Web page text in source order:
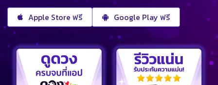
Apple Store ฟรี Google Play ฟรี